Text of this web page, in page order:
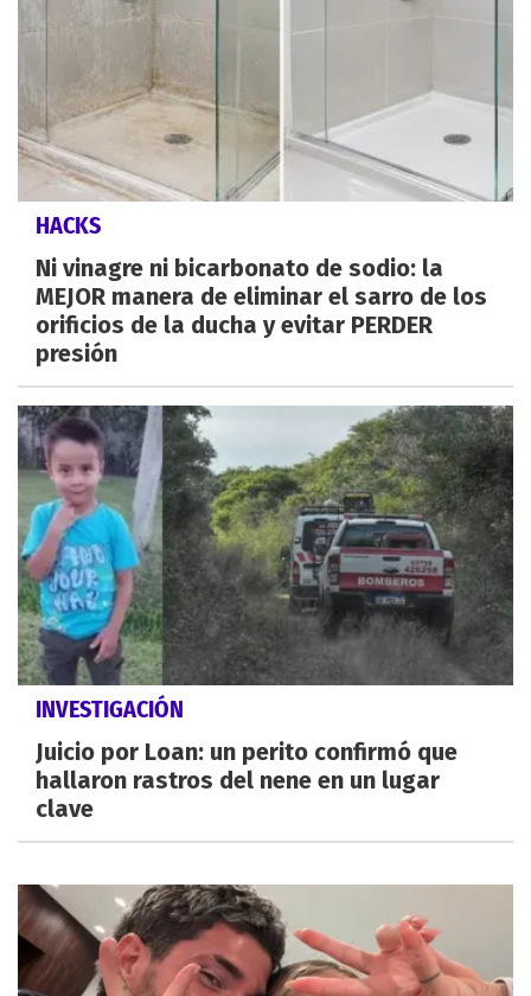
HACKS
Ni vinagre ni bicarbonato de sodio: la
MEJOR manera de eliminar el sarro de los
orificios de la ducha y evitar PERDER
presión
INVESTIGACIÓN
Juicio por Loan: un perito confirmó que
hallaron rastros del nene en un lugar
clave